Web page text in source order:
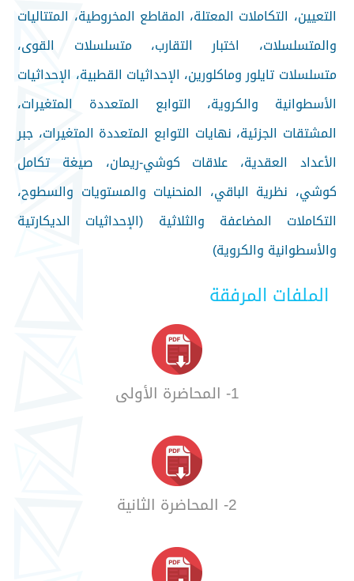
التعيين، التكاملات المعتلة، المقاطع المخروطية، المتتاليات
والمتسلسلات، اختبار التقارب، متسلسلات القوى،
متسلسلات تايلور وماكلورين، الإحداثيات القطبية، الإحداثيات
الأسطوانية والكروية، التوابع المتعددة المتغيرات،
المشتقات الجزئية، نهايات التوابع المتعددة المتغيرات، جبر
الأعداد العقدية، علاقات كوشي-ريمان، صيغة تكامل
كوشي، نظرية الباقي، المنحنيات والمستويات والسطوح،
التكاملات المضاعفة والثلاثية (الإحداثيات الديكارتية
والأسطوانية والكروية)
الملفات المرفقة
1- المحاضرة الأولى
2- المحاضرة الثانية